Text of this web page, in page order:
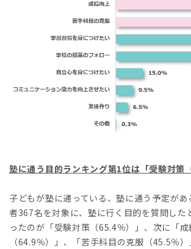
塾に通う目的ランキング第1位は「受験対策
子どもが塾に通っている、塾に通う予定が
者367名を対象に、塾に行く目的を質問した
ったのが「受験対策（65.4％）」、次に「
（64.9％）」、「苦手科目の克服（45.5％）